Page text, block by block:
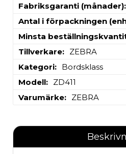
Fabriksgaranti (månader)
Antal i förpackningen
Minsta
Tillverkare
ZEBRA
Kategori
Bordsklass
Modell
ZD411
Varumärke
ZEBRA